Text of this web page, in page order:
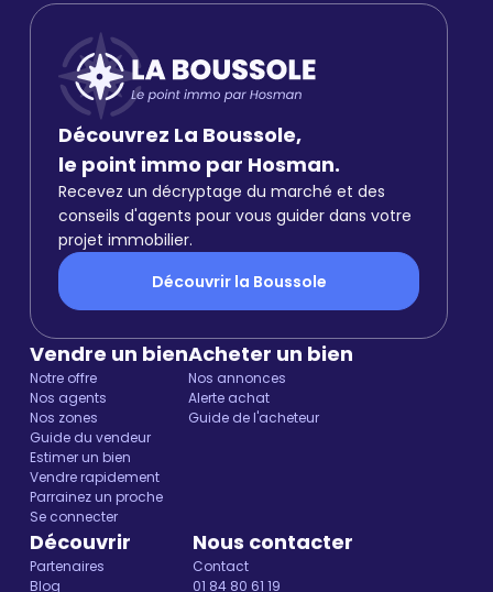
Découvrez La Boussole,
le point immo par Hosman.
Recevez un décryptage du marché et des
conseils d'agents pour vous guider dans votre
projet immobilier.
Découvrir la Boussole
Vendre un bien
Notre offre
Nos agents
Nos zones
Guide du vendeur
Estimer un bien
Vendre rapidement
Parrainez un proche
Se connecter
Acheter un bien
Nos annonces
Alerte achat
Guide de l'acheteur
Découvrir
Partenaires
Blog
Nous contacter
Contact
01 84 80 61 19